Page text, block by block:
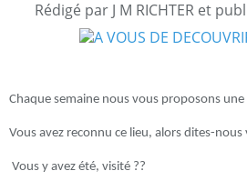
Rédigé par J M RICHTER et
Chaque semaine nous vous proposons
Vous avez reconnu ce lieu, alors dites-
Vous y avez été, visité ??